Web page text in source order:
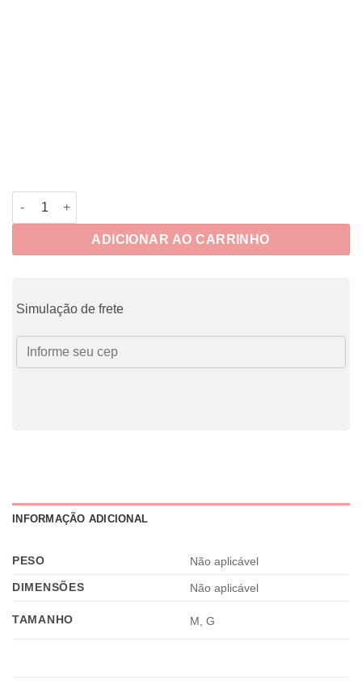
Planner Plantinhas quantidade
ADICIONAR AO CARRINHO
Simulação de frete
INFORMAÇÃO ADICIONAL
PESO
Não aplicável
DIMENSÕES
Não aplicável
TAMANHO M, G